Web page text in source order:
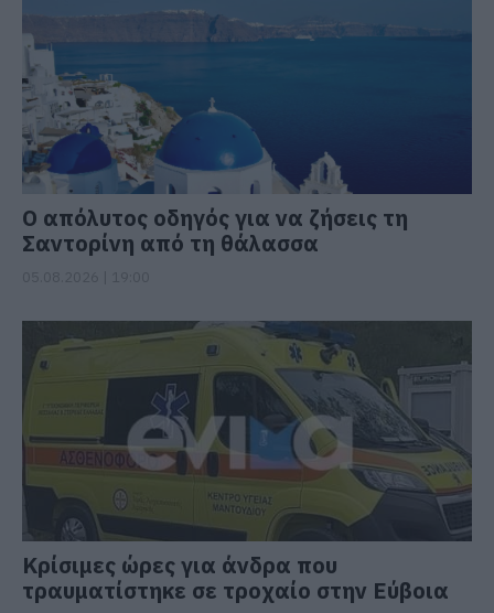
Ο απόλυτος οδηγός για να ζήσεις τη
Σαντορίνη από τη θάλασσα
Κρίσιμες ώρες για άνδρα που
τραυματίστηκε σε τροχαίο στην Εύβοια